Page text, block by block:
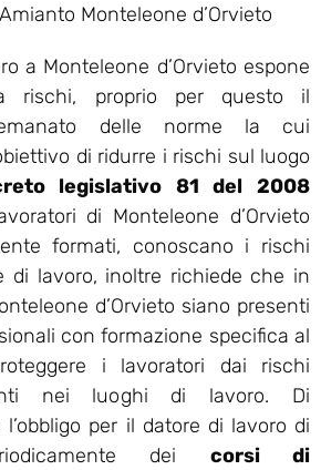
Monteleone d’Orvieto
a Monteleone d’Orvieto espone
rischi, proprio per questo il
delle norme la cui
di ridurre i rischi sul luogo
legislativo 81 del 2008
di Monteleone d’Orvieto
formati, conoscano i rischi
di lavoro, inoltre richiede che in
d’Orvieto siano presenti
con formazione specifica al
i lavoratori dai rischi
nei luoghi di lavoro. Di
per il datore di lavoro di
dei corsi di